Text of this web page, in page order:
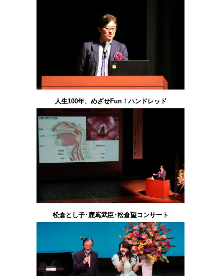
人生100年、めざせFun！ハンドレッド
松倉とし子･鹿嶌武臣･松倉望コンサート